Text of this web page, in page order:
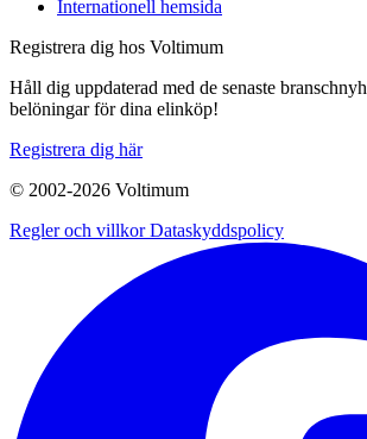
Internationell hemsida
Registrera dig hos Voltimum
Håll dig uppdaterad med de senaste
belöningar för dina elinköp!
Registrera dig här
© 2002-2026 Voltimum
Regler och villkorDataskyddspolicy